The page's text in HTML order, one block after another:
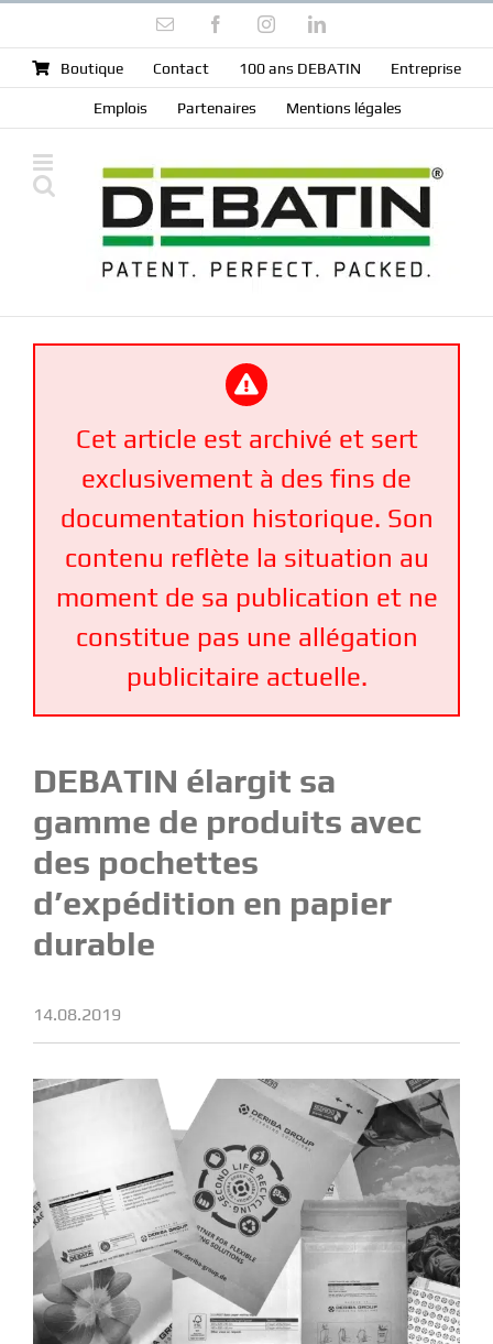
content
Email FacebookInstagramLinkedIn
Boutique Contact 100 ans DEBATIN Entreprise
Emplois Partenaires Mentions légales
Cet article est archivé et sert
exclusivement à des fins de
documentation historique. Son
contenu reflète la situation au
moment de sa publication et ne
constitue pas une allégation
publicitaire actuelle.
DEBATIN élargit sa
gamme de produits avec
des pochettes
d’expédition en papier
durable
14.08.2019